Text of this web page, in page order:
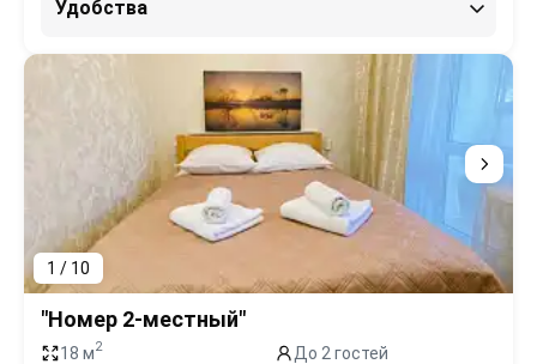
Удобства
1 / 10
"Номер 2-местный"
18 м2
До 2 гостей